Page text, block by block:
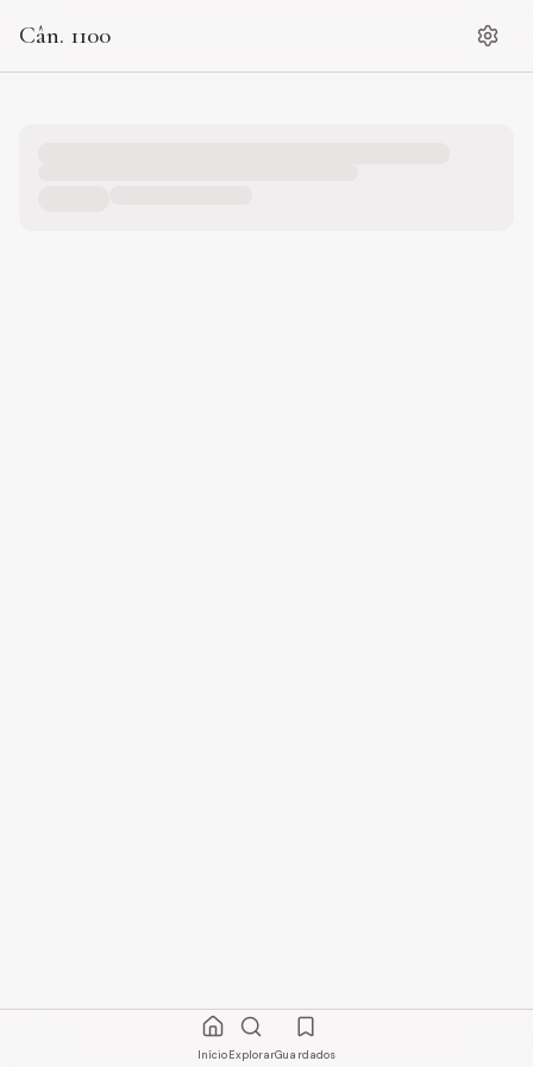
Cân. 1100
InícioExplorarGuardados